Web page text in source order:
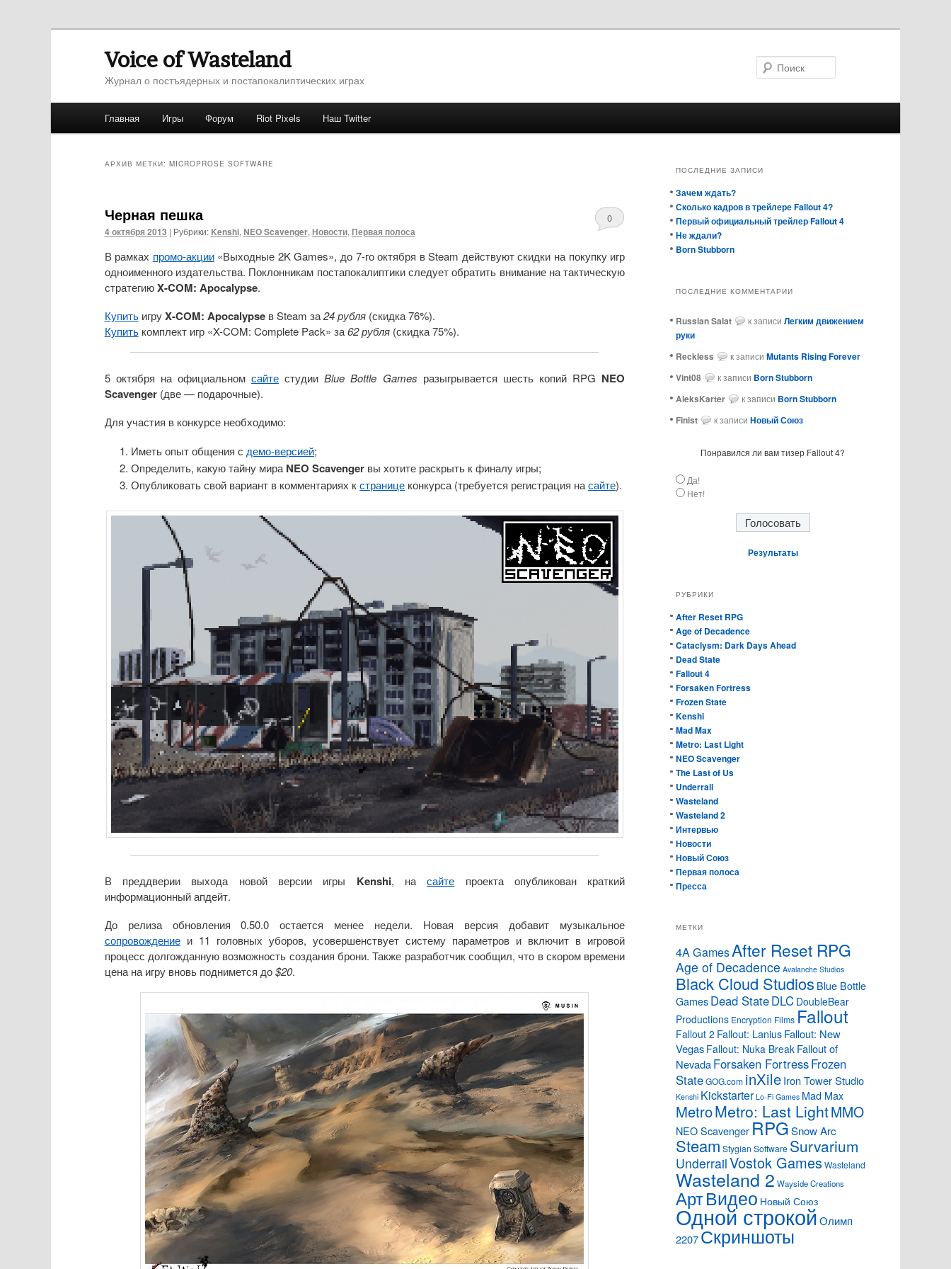
Voice of Wasteland
Журнал о постъядерных и постапокалиптических играх
Перейти к основному содержимому
Перейти к дополнительному содержимому
Главная Игры Форум Riot Pixels Наш Twitter
АРХИВ МЕТКИ: MICROPROSE SOFTWARE
Черная пешка
4 октября 2013 | Рубрики: Kenshi, NEO Scavenger, Новости, Первая полоса
0
В рамках промо-акции«Выходные 2K Games», до 7-го октября в Steam действуют скидки на покупку игр
одноименного издательства. Поклонникам постапокалиптики следует обратить внимание на тактическую
стратегиюX-COM: Apocalypse.
КупитьигруX-COM: Apocalypseв Steam за24 рубля(скидка 76%).
Купитькомплект игр «X-COM: Complete Pack» за62 рубля(скидка 75%).
5 октября на официальномсайте студииBlue Bottle Games разыгрывается шесть копий RPG NEO
Scavenger(две — подарочные).
Для участия в конкурсе необходимо:
Иметь опыт общения с демо-версией;
Определить, какую тайну мира NEO Scavenger вы хотите раскрыть к финалу игры;
Опубликовать свой вариант в комментариях кстранице конкурса (требуется регистрация насайте).
В преддверии выхода новой версии игры Kenshi, насайте проекта опубликован краткий
информационный апдейт.
До релиза обновления 0.50.0 остается менее недели. Новая версия добавит музыкальное
сопровождениеи 11 головных уборов, усовершенствует систему параметров и включит в игровой
процесс долгожданную возможность создания брони. Также разработчик сообщил, что в скором времени
цена на игру вновь поднимется до$20.
ПОСЛЕДНИЕ ЗАПИСИ
Зачем ждать?
Сколько кадров в трейлере Fallout 4?
Первый официальный трейлер Fallout 4
Не ждали?
Born Stubborn
ПОСЛЕДНИЕ КОММЕНТАРИИ
Russian Salat к записиЛегким движением
руки
ReckIess
к записиMutants Rising Forever
Vint08
к записи Born Stubborn
AleksKarter
к записи Born Stubborn
Finist
к записиНовый Союз
Понравился ли вам тизер Fallout 4?
Да!
Нет!
Результаты
РУБРИКИ
After Reset RPG
Age of Decadence
Cataclysm: Dark Days Ahead
Dead State
Fallout 4
Forsaken Fortress
Frozen State
Kenshi
Mad Max
Metro: Last Light
NEO Scavenger
The Last of Us
Underrail
Wasteland
Wasteland 2
Интервью
Новости
Новый Союз
Первая полоса
Пресса
МЕТКИ
4A GamesAfter Reset RPG
Age of Decadence Avalanche Studios
Black Cloud Studios Blue Bottle
GamesDead StateDLC DoubleBear
Productions Encryption Films Fallout
Fallout 2 Fallout: LaniusFallout: New
Vegas Fallout: Nuka Break Fallout of
NevadaForsaken FortressFrozen
StateGOG.com inXileIron Tower Studio
Kenshi Kickstarter Lo-Fi Games Mad Max
MetroMetro: Last LightMMO
NEO Scavenger RPGSnow Arc
Steam Stygian Software Survarium
UnderrailVostok GamesWasteland
Wasteland 2 Wayside Creations
АртВидео Новый Союз
Одной строкой Олимп
2207Скриншоты